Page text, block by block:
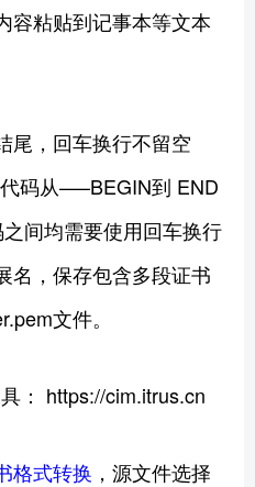
容粘贴到记事本等文本
尾，回车换行不留空
码从—–BEGIN到 END
间均需要使用回车换行
名，保存包含多段证书
文件。
： https://cim.itrus.cn
格式转换 ，源文件选择